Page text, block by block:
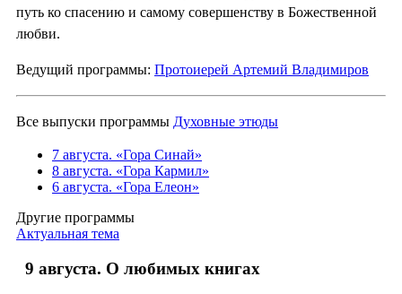
путь ко спасению и самому совершенству в Божественной
любви.
Ведущий программы: Протоиерей Артемий Владимиров
Все выпуски программы Духовные этюды
7 августа. «Гора Синай»
8 августа. «Гора Кармил»
6 августа. «Гора Елеон»
Другие программы
Актуальная тема
9 августа. О любимых книгах